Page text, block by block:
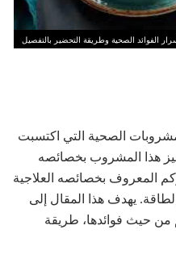
الفوائد الصحية وطريقة التحضير بالتفصيل
الصحية التي اكتسبت
هذا المشروب بخصائصه
المعروف بخصائصه العلاجية
يهدف هذا المقال إلى
حيث فوائدها، طريقة